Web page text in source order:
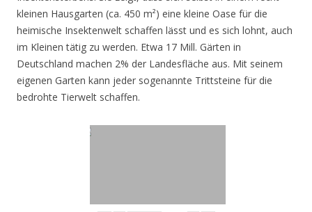
kleinen Hausgarten (ca. 450 m²) eine kleine Oase für die
heimische Insektenwelt schaffen lässt und es sich lohnt, auch
im Kleinen tätig zu werden. Etwa 17 Mill. Gärten in
Deutschland machen 2% der Landesfläche aus. Mit seinem
eigenen Garten kann jeder sogenannte Trittsteine für die
bedrohte Tierwelt schaffen.